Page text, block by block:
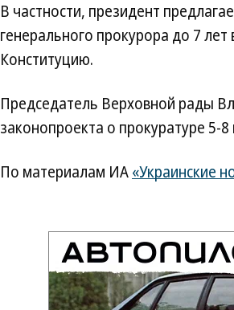
В частности, президент
генерального прокурора до 7
Конституцию.
Председатель Верховной рады
законопроекта о прокуратуре 5-
По материалам ИА«Украинские